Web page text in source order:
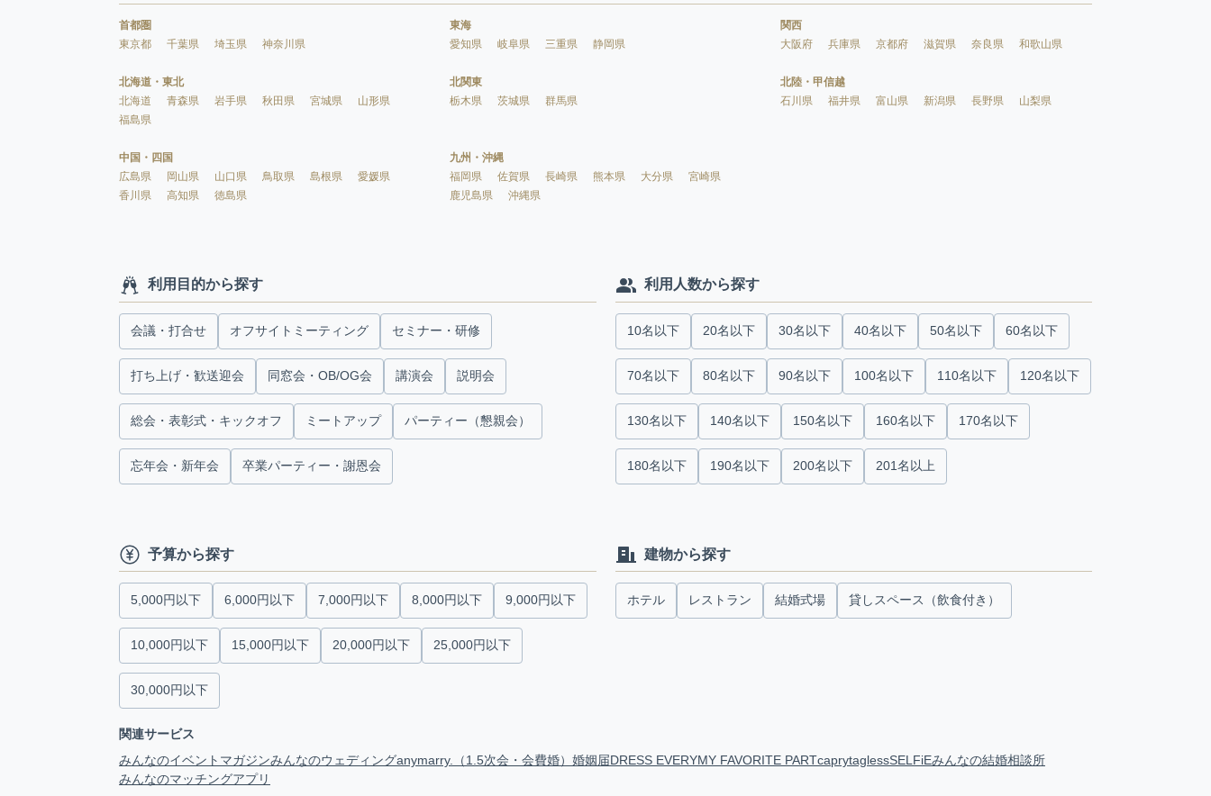
首都圏
東京都
千葉県 埼玉県 神奈川県
東海
愛知県
岐阜県 三重県 静岡県
関西
大阪府
兵庫県 京都府 滋賀県 奈良県 和歌山県
北海道・東北
北海道
青森県 岩手県 秋田県 宮城県
山形県
福島県
北関東
栃木県
茨城県 群馬県
北陸・甲信越
石川県
福井県 富山県 新潟県 長野県 山梨県
中国・四国
広島県
岡山県 山口県 鳥取県 島根県
愛媛県
香川県
高知県 徳島県
九州・沖縄
福岡県
佐賀県 長崎県 熊本県 大分県
宮崎県
鹿児島県
沖縄県
利用目的から探す
会議・打合せ オフサイトミーティング セミナー・研修
打ち上げ・歓送迎会 同窓会・OB/OG会 講演会 説明会
総会・表彰式・キックオフ ミートアップ パーティー（懇親会）
忘年会・新年会 卒業パーティー・謝恩会
利用人数から探す
10名以下 20名以下 30名以下 40名以下 50名以下 60名以下
70名以下 80名以下 90名以下 100名以下 110名以下 120名以下
130名以下 140名以下 150名以下 160名以下 170名以下
180名以下 190名以下 200名以下 201名以上
予算から探す
5,000円以下 6,000円以下 7,000円以下 8,000円以下 9,000円以下
10,000円以下 15,000円以下 20,000円以下 25,000円以下
30,000円以下
建物から探す
ホテル レストラン 結婚式場 貸しスペース（飲食付き）
関連サービス
みんなのイベントマガジンみんなのウェディングanymarry.（1.5次会・会費婚） 婚姻届DRESS EVERYMY FAVORITE PARTcaprytaglessSELFiEみんなの結婚相談所
みんなのマッチングアプリ